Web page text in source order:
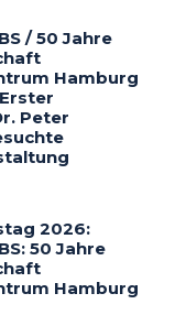
/ 50 Jahre
Hamburg
Peter
2026:
50 Jahre
Hamburg